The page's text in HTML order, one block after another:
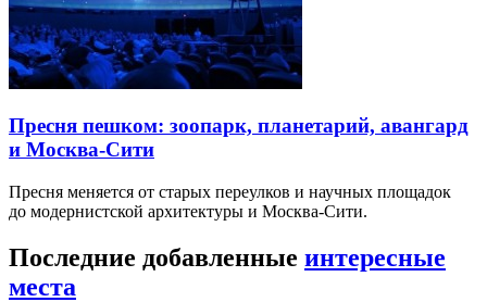
Пресня пешком: зоопарк, планетарий, авангард
и Москва-Сити
Пресня меняется от старых переулков и научных площадок
до модернистской архитектуры и Москва-Сити.
Последние добавленные интересные
места